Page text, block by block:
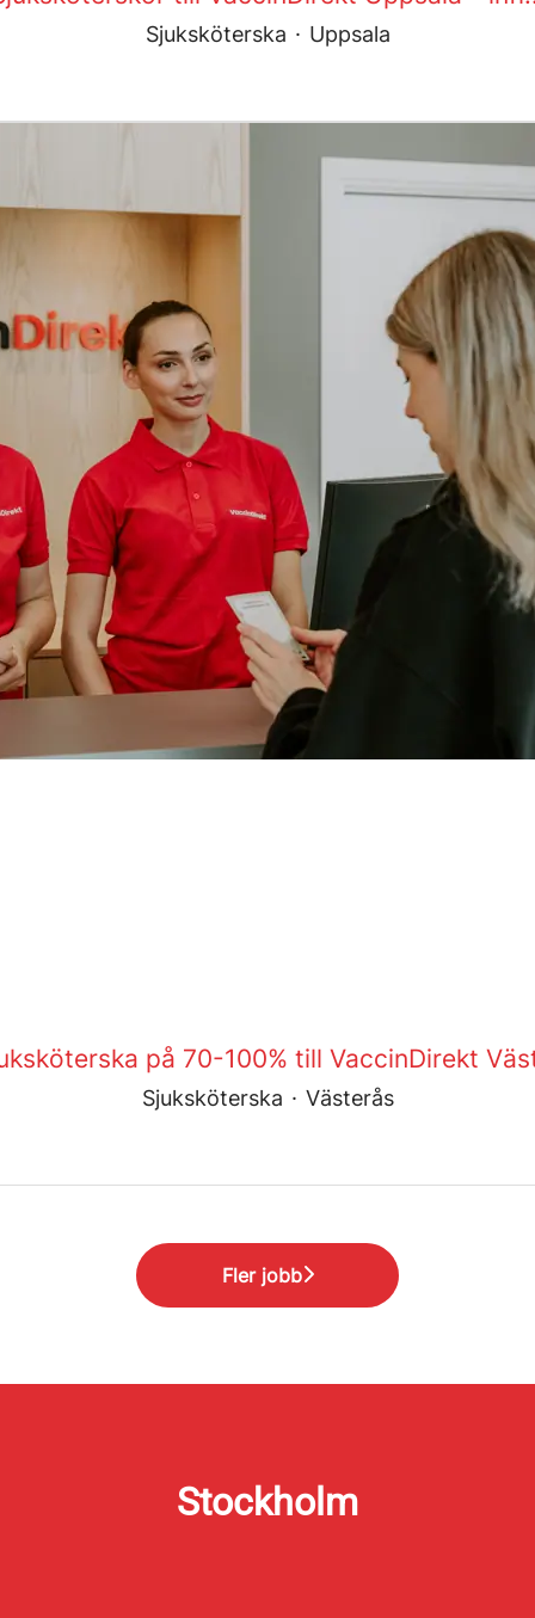
Sjuksköterska · Uppsala
på 70-100% till VaccinDirekt
Sjuksköterska · Västerås
Fler jobb
Stockholm